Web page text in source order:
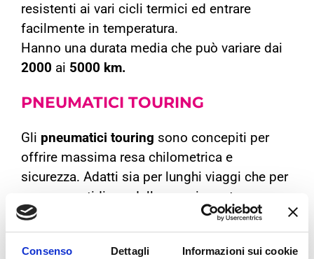
Consenso Dettagli Informazioni sui cookie
resistenti ai vari cicli termici ed entrare
facilmente in temperatura.
Hanno una durata media che può variare dai
2000 ai 5000 km.
PNEUMATICI TOURING
Gli pneumatici touring sono concepiti per
offrire massima resa chilometrica e
sicurezza. Adatti sia per lunghi viaggi che per
un uso quotidiano della propria moto.
Ilbattistrada mescoladura
permettono allagommadi adattarsi a tutte le
condizione metereologiche, mantenendo la